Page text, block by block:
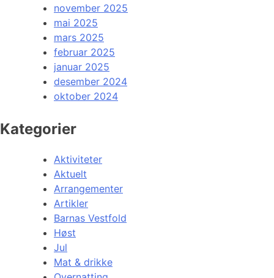
november 2025
mai 2025
mars 2025
februar 2025
januar 2025
desember 2024
oktober 2024
Kategorier
Aktiviteter
Aktuelt
Arrangementer
Artikler
Barnas Vestfold
Høst
Jul
Mat & drikke